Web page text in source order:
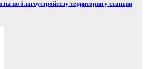
по благоустройству территории у станции